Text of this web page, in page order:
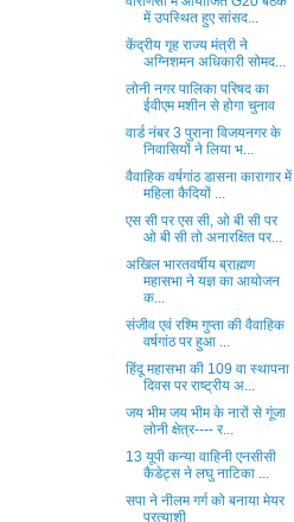
में उपस्थित हुए सांसद...
केंद्रीय गृह राज्य मंत्री ने
अग्निशमन अधिकारी सोमद...
लोनी नगर पालिका परिषद का
ईवीएम मशीन से होगा चुनाव
वार्ड नंबर 3 पुराना विजयनगर के
निवासियों ने लिया भ...
वैवाहिक वर्षगांठ डासना कारागार में
महिला कैदियों ...
एस सी पर एस सी, ओ बी सी पर
ओ बी सी तो अनारक्षित पर...
अखिल भारतवर्षीय ब्राह्मण
महासभा ने यज्ञ का आयोजन
क...
संजीव एवं रश्मि गुप्ता की वैवाहिक
वर्षगांठ पर हुआ ...
हिंदू महासभा की 109 वा स्थापना
दिवस पर राष्ट्रीय अ...
जय भीम जय भीम के नारों से गूंजा
लोनी क्षेत्र---- र...
13 यूपी कन्या वाहिनी एनसीसी
कैडेट्स ने लघु नाटिका ...
सपा ने नीलम गर्ग को बनाया मेयर
प्रत्याशी